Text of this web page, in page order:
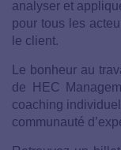
analyser et
pour tous les
le client.
Le bonheur au
de HEC
coaching
communauté